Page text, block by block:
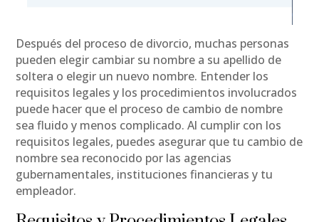
Después del proceso de divorcio, muchas personas
pueden elegir cambiar su nombre a su apellido de
soltera o elegir un nuevo nombre. Entender los
requisitos legales y los procedimientos involucrados
puede hacer que el proceso de cambio de nombre
sea fluido y menos complicado. Al cumplir con los
requisitos legales, puedes asegurar que tu cambio de
nombre sea reconocido por las agencias
gubernamentales, instituciones financieras y tu
empleador.